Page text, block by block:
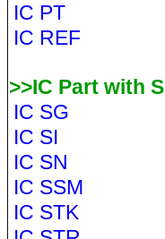
IC PT
IC REF
>>IC Part with S
IC SG
IC SI
IC SN
IC SSM
IC STK